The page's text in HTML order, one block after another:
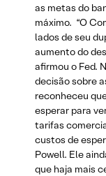
as metas do
máximo. “O
lados de seu
aumento do
afirmou o Fed.
decisão sobre
reconheceu
esperar para
tarifas
custos de
Powell. Ele
que haja mais